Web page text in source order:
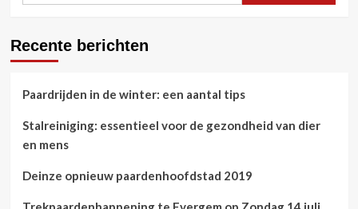
Recente berichten
Paardrijden in de winter: een aantal tips
Stalreiniging: essentieel voor de gezondheid van dier
en mens
Deinze opnieuw paardenhoofdstad 2019